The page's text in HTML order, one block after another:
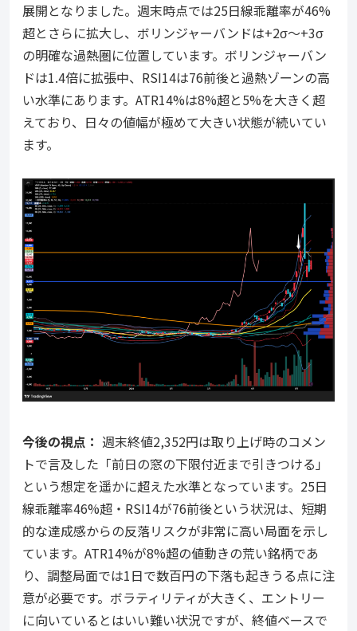
展開となりました。週末時点では25日線乖離率が46%
超とさらに拡大し、ボリンジャーバンドは+2σ〜+3σ
の明確な過熱圏に位置しています。ボリンジャーバン
ドは1.4倍に拡張中、RSI14は76前後と過熱ゾーンの高
い水準にあります。ATR14%は8%超と5%を大きく超
えており、日々の値幅が極めて大きい状態が続いてい
ます。
今後の視点： 週末終値2,352円は取り上げ時のコメン
トで言及した「前日の窓の下限付近まで引きつける」
という想定を遥かに超えた水準となっています。25日
線乖離率46%超・RSI14が76前後という状況は、短期
的な達成感からの反落リスクが非常に高い局面を示し
ています。ATR14%が8%超の値動きの荒い銘柄であ
り、調整局面では1日で数百円の下落も起きうる点に注
意が必要です。ボラティリティが大きく、エントリー
に向いているとはいい難い状況ですが、終値ベースで